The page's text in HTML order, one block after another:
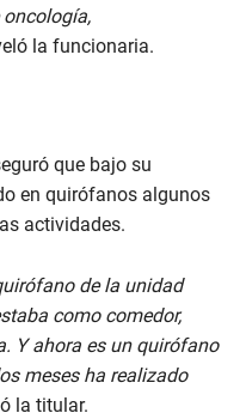
la funcionaria.
que bajo su
en quirófanos algunos
actividades.
de la unidad
como comedor,
Y ahora es un quirófano
meses ha realizado
la titular.